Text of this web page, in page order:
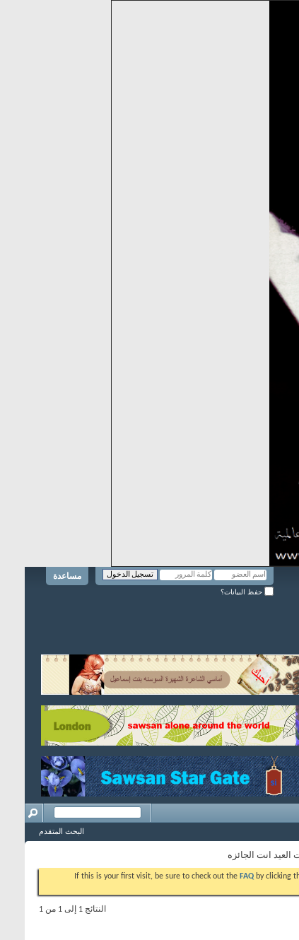
مساعدة
حفظ البيانات؟
البحث المتقدم
انت الجائزه
If this is your first visit, be sure to check out the FAQ by clicking
النتائج 1 إلى 1 من 1